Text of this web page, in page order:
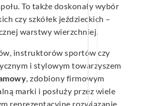
To także doskonały wybór
czy szkółek jeździeckich –
warstwy wierzchniej.
instruktorów sportów czy
i stylowym towarzyszem
, zdobiony firmowym
marki i posłuży przez wiele
reprezentacyjne rozwiązanie